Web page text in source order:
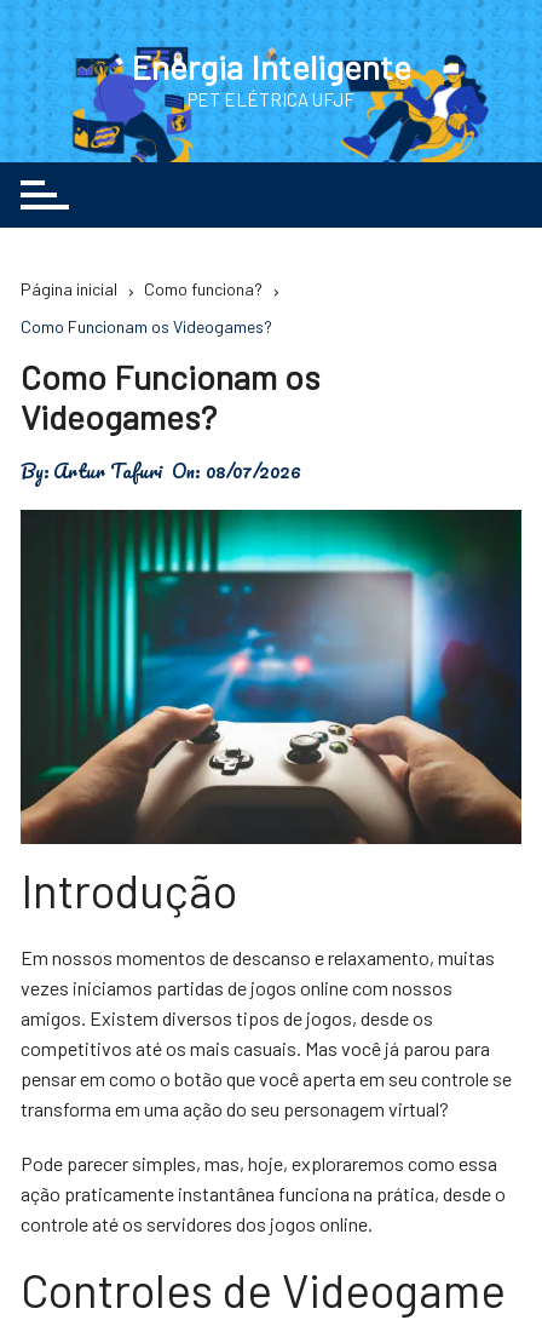
Ir
para
o
conteúdo
Energia Inteligente
PET ELÉTRICA UFJF
Página inicial
Como funciona?
Como Funcionam os Videogames?
Como Funcionam os
Videogames?
By:Artur Tafuri On: 08/07/2026
Introdução
Em nossos momentos de descanso e relaxamento, muitas
vezes iniciamos partidas de jogos online com nossos
amigos. Existem diversos tipos de jogos, desde os
competitivos até os mais casuais. Mas você já parou para
pensar em como o botão que você aperta em seu controle se
transforma em uma ação do seu personagem virtual?
Pode parecer simples, mas, hoje, exploraremos como essa
ação praticamente instantânea funciona na prática, desde o
controle até os servidores dos jogos online.
Controles de Videogame